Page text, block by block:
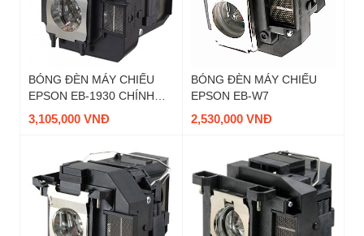
BÓNG ĐÈN MÁY CHIẾU
EPSON EB-1930 CHÍNH
HÃNG
3,105,000 VNĐ
BÓNG ĐÈN MÁY CHIẾU
EPSON EB-W7
2,530,000 VNĐ